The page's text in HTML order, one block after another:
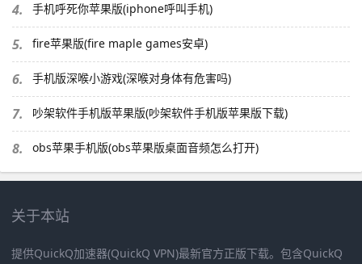
4. 手机呼死你苹果版(iphone呼叫手机)
5. fire苹果版(fire maple games安卓)
6. 手机版深喉小游戏(深喉对身体有危害吗)
7. 吵架软件手机版苹果版(吵架软件手机版苹果版下载)
8. obs苹果手机版(obs苹果版桌面音频怎么打开)
关于本站
提供QuickQ加速器(QuickQ VPN)最新官方正版下载。包含QuickQ